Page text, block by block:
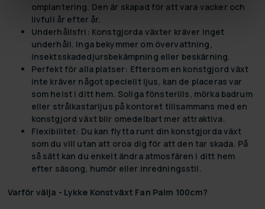
omplantering. Den är skapad för att vara vacker och
livfull år efter år.
Underhållsfri: Konstgjorda växter kräver inget
underhåll. Inga bekymmer om övervattning,
insektsskadedjursbekämpning eller beskärning.
Perfekt för alla platser: Eftersom en konstgjord växt
inte kräver något speciellt ljus, kan de placeras var
som helst i ditt hem. Soliga fönsterills, mörka badrum
eller strålkastarljus på kontoret tillsammans med en
konstgjord växt blir omedelbart mer attraktiva.
Flexibilitet: Du kan flytta runt din konstgjorda växt
som du vill utan att oroa dig för att den tar skada. På
så sätt kan du enkelt ändra atmosfären i ditt hem
efter säsong, humör eller inredningsstil.
Varför välja - Lykke Konstväxt Fan Palm 100cm?